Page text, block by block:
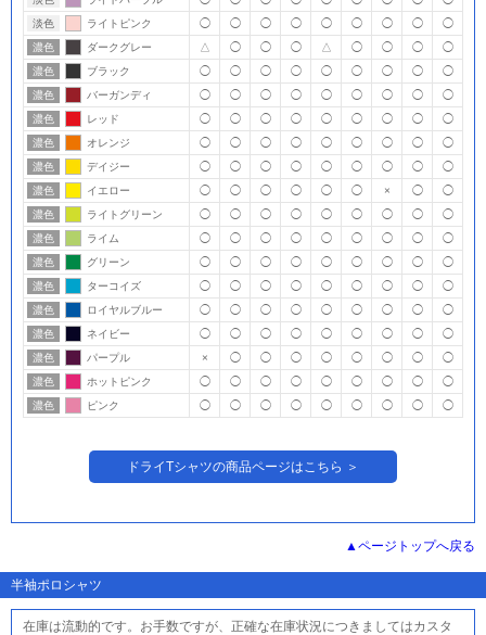
淡色
ライトピンク ◯ ◯ ◯ ◯ ◯ ◯ ◯ ◯
◯
濃色
ダークグレー △ ◯ ◯ ◯ △ ◯ ◯ ◯
◯
濃色
ブラック ◯ ◯ ◯ ◯ ◯ ◯ ◯ ◯
◯
濃色
バーガンディ ◯ ◯ ◯ ◯ ◯ ◯ ◯ ◯
◯
濃色
レッド ◯ ◯ ◯ ◯ ◯ ◯ ◯ ◯
◯
濃色
オレンジ ◯ ◯ ◯ ◯ ◯ ◯ ◯ ◯
◯
濃色
デイジー ◯ ◯ ◯ ◯ ◯ ◯ ◯ ◯
◯
濃色
イエロー ◯ ◯ ◯ ◯ ◯ ◯ × ◯
◯
濃色
ライトグリーン ◯ ◯ ◯ ◯ ◯ ◯ ◯ ◯
◯
濃色
ライム ◯ ◯ ◯ ◯ ◯ ◯ ◯ ◯
◯
濃色
グリーン ◯ ◯ ◯ ◯ ◯ ◯ ◯ ◯
◯
濃色
ターコイズ ◯ ◯ ◯ ◯ ◯ ◯ ◯ ◯
◯
濃色
ロイヤルブルー ◯ ◯ ◯ ◯ ◯ ◯ ◯ ◯
◯
濃色
ネイビー ◯ ◯ ◯ ◯ ◯ ◯ ◯ ◯
◯
濃色
パープル × ◯ ◯ ◯ ◯ ◯ ◯ ◯
◯
濃色
ホットピンク ◯ ◯ ◯ ◯ ◯ ◯ ◯ ◯
◯
濃色
ピンク ◯ ◯ ◯ ◯ ◯ ◯ ◯ ◯ ◯
ドライTシャツの商品ページはこちら ＞
ページトップへ戻る
半袖ポロシャツ
在庫は流動的です。お手数ですが、正確な在庫状況につきましてはカスタ